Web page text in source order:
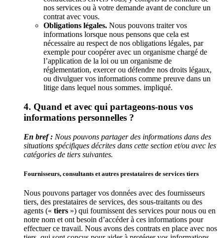
nos services ou à votre demande avant de conclure un
contrat avec vous.
Obligations légales. Nous pouvons traiter vos
informations lorsque nous pensons que cela est
nécessaire au respect de nos obligations légales, par
exemple pour coopérer avec un organisme chargé de
l’application de la loi ou un organisme de
réglementation, exercer ou défendre nos droits légaux,
ou divulguer vos informations comme preuve dans un
litige dans lequel nous sommes. impliqué.
4. Quand et avec qui partageons-nous vos
informations personnelles ?
En bref : Nous pouvons partager des informations dans des
situations spécifiques décrites dans cette section et/ou avec les
catégories de tiers suivantes.
Fournisseurs, consultants et autres prestataires de services tiers
Nous pouvons partager vos données avec des fournisseurs
tiers, des prestataires de services, des sous-traitants ou des
agents (« tiers ») qui fournissent des services pour nous ou en
notre nom et ont besoin d’accéder à ces informations pour
effectuer ce travail. Nous avons des contrats en place avec nos